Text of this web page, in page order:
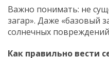
Важно понимать: не
загар». Даже «базовый
солнечных
Как правильно вести